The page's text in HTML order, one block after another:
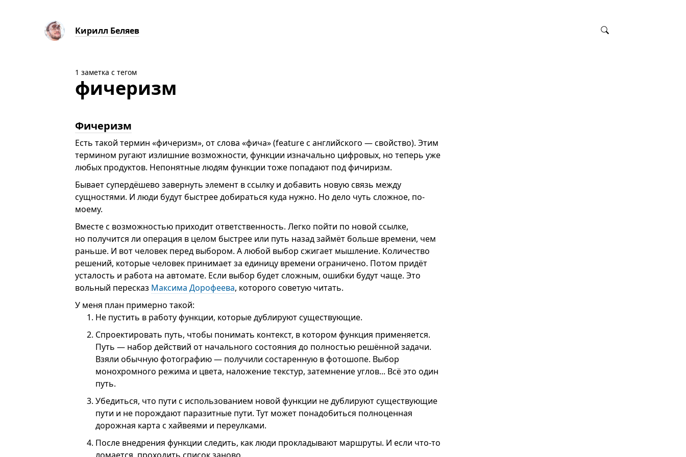
Кирилл Беляев
1 заметка с тегом
фичеризм
Фичеризм
Есть такой термин «фичеризм», от слова «фича» (feature с английского — свойство). Этим
термином ругают излишние возможности, функции изначально цифровых, но теперь уже
любых продуктов. Непонятные людям функции тоже попадают под фичиризм.
Бывает супердёшево завернуть элемент в ссылку и добавить новую связь между
сущностями. И люди будут быстрее добираться куда нужно. Но дело чуть сложное, по-
моему.
Вместе с возможностью приходит ответственность. Легко пойти по новой ссылке,
но получится ли операция в целом быстрее или путь назад займёт больше времени, чем
раньше. И вот человек перед выбором. А любой выбор сжигает мышление. Количество
решений, которые человек принимает за единицу времени ограничено. Потом придёт
усталость и работа на автомате. Если выбор будет сложным, ошибки будут чаще. Это
вольный пересказ Максима Дорофеева, которого советую читать.
У меня план примерно такой:
Не пустить в работу функции, которые дублируют существующие.
Спроектировать путь, чтобы понимать контекст, в котором функция применяется.
Путь — набор действий от начального состояния до полностью решённой задачи.
Взяли обычную фотографию — получили состаренную в фотошопе. Выбор
монохромного режима и цвета, наложение текстур, затемнение углов... Всё это один
путь.
Убедиться, что пути с использованием новой функции не дублируют существующие
пути и не порождают паразитные пути. Тут может понадобиться полноценная
дорожная карта с хайвеями и переулками.
После внедрения функции следить, как люди прокладывают маршруты. И если что-то